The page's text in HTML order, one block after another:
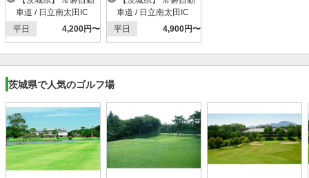
車道 / 日立南太田IC
平日
4,200円〜
車道 / 日立南太田IC
平日
4,900円〜
茨城県で人気のゴルフ場